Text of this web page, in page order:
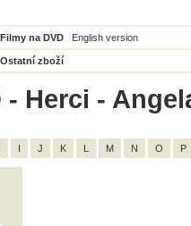
Filmy na DVD English version
Ostatní zboží
- Herci -
I J K L M N O P